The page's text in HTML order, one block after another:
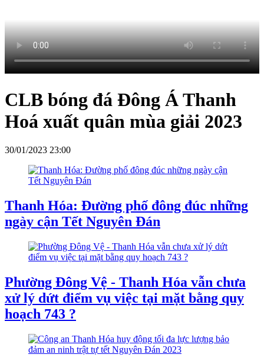
CLB bóng đá Đông Á Thanh
Hoá xuất quân mùa giải 2023
30/01/2023 23:00
Thanh Hóa: Đường phố đông đúc những
ngày cận Tết Nguyên Đán
Phường Đông Vệ - Thanh Hóa vẫn chưa
xử lý dứt điểm vụ việc tại mặt bằng quy
hoạch 743 ?